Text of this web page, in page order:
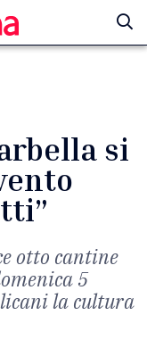
si
otto cantine
5
la cultura